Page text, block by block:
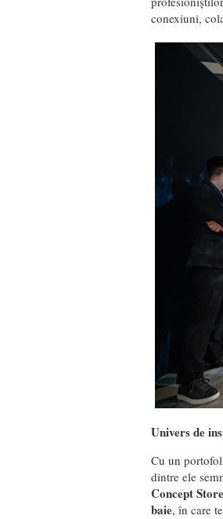
conexiuni,
Univers de
Cu un
dintre ele
Concept Store
baie, în care